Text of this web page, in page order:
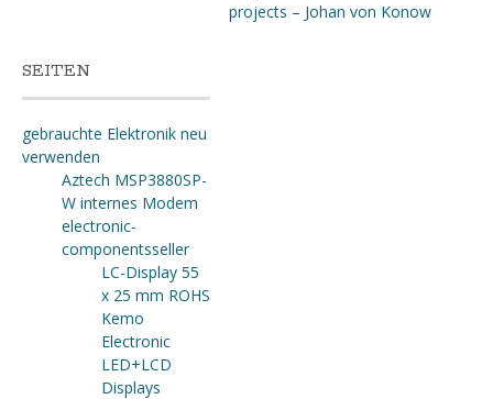
projects – Johan von Konow
SEITEN
gebrauchte Elektronik neu
verwenden
Aztech MSP3880SP-
W internes Modem
electronic-
componentsseller
LC-Display 55
x 25 mm ROHS
Kemo
Electronic
LED+LCD
Displays